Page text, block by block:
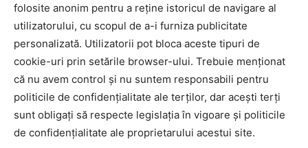
folosite anonim pentru a reține istoricul de navigare al
utilizatorului, cu scopul de a-i furniza publicitate
personalizată. Utilizatorii pot bloca aceste tipuri de
cookie-uri prin setările browser-ului. Trebuie menționat
că nu avem control și nu suntem responsabili pentru
politicile de confidențialitate ale terților, dar acești terți
sunt obligați să respecte legislația în vigoare și politicile
de confidențialitate ale proprietarului acestui site.